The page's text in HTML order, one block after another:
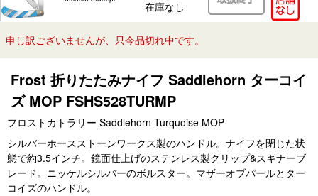
在庫なし
申し訳ございませんが、只今品切れ中です。
Frost 折りたたみナイフ Saddlehorn ターコイ
ズ MOP FSHS528TURMP
フロストカトラリー Saddlehorn Turquoise MOP
シルバーホースストーンワークス製のハンドル。ナイフを閉じた状
態で約3.5インチ。鏡面仕上げのステンレス製クリップ&スキナーブ
レード。ニッケルシルバーのボルスター。マザーオブパールとター
コイズのハンドル。